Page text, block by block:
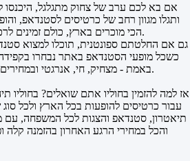
אם בא לכם ערב של צחוק מתגלגל, היכנסו
ותגלו מגוון רחב של כרטיסים לסטנדאפ,
הכי מוכרים בארץ, כולם זמינים לרכישה אונליין במהירות ובקלות.
גם אם החלטתם ספונטנית, תוכלו למצוא
כשכל מופעי הסטנדאפ באתר נבחרו
באמת - מצחיק, חי, אנרגטי ובמחירים שלא תראו בשום מקום אחר.
אז למה להזמין בחוליו אתם שואלים? בחוליו
עבור כרטיסים להופעות בכל הארץ ולכל סוג
תיאטרון, סטנדאפ והצגות לכל המשפחה, עם
והכל במחירי הרגע האחרון בהזמנה קלה